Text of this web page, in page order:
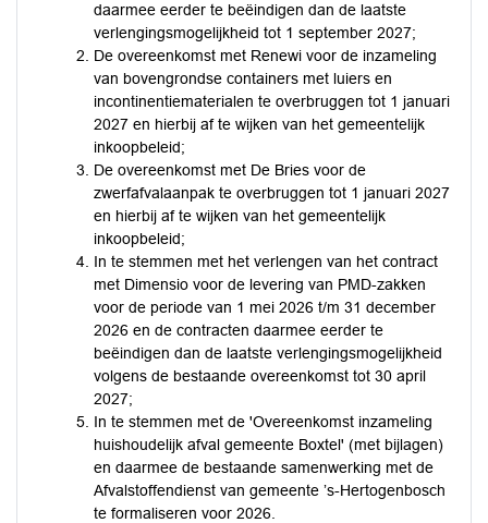
daarmee eerder te beëindigen dan de laatste
verlengingsmogelijkheid tot 1 september 2027;
De overeenkomst met Renewi voor de inzameling
van bovengrondse containers met luiers en
incontinentiematerialen te overbruggen tot 1 januari
2027 en hierbij af te wijken van het gemeentelijk
inkoopbeleid;
De overeenkomst met De Bries voor de
zwerfafvalaanpak te overbruggen tot 1 januari 2027
en hierbij af te wijken van het gemeentelijk
inkoopbeleid;
In te stemmen met het verlengen van het contract
met Dimensio voor de levering van PMD-zakken
voor de periode van 1 mei 2026 t/m 31 december
2026 en de contracten daarmee eerder te
beëindigen dan de laatste verlengingsmogelijkheid
volgens de bestaande overeenkomst tot 30 april
2027;
In te stemmen met de 'Overeenkomst inzameling
huishoudelijk afval gemeente Boxtel' (met bijlagen)
en daarmee de bestaande samenwerking met de
Afvalstoffendienst van gemeente ’s-Hertogenbosch
te formaliseren voor 2026.